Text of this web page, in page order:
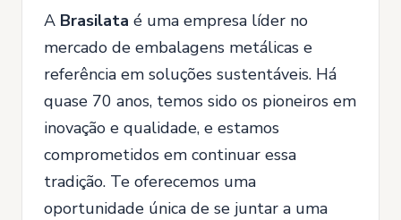
A Brasilata é uma empresa líder no
mercado de embalagens metálicas e
referência em soluções sustentáveis. Há
quase 70 anos, temos sido os pioneiros em
inovação e qualidade, e estamos
comprometidos em continuar essa
tradição. Te oferecemos uma
oportunidade única de se juntar a uma